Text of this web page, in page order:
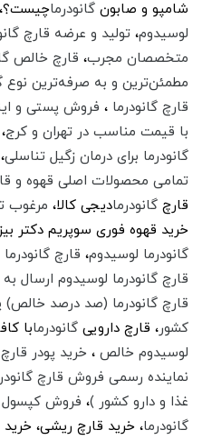
شامپو و صابون گانودرماچیست؟،
لوسیدوم، تولید و عرضه قارچ
متخصصان مجرب،‌ قارچ خالص
مطمئن‌ترین و به صرفه‌ترین نوع
قارچ گانودرما ، فروش پستی و
با قیمت مناسب در تهران و کرج،
گانودرما برای درمان زگیل تناسلی،
تمامی محصولات اصلی قهوه و
قارچ گانودرمادیجی کالا، مرغوب
خرید قهوه فوری سوپریم دکتر
گانودرما لوسیدوم، قارچ
قارچ گانودرما لوسیدوم ارسال
قارچ گانودرما (صد درصد
کشور،‌ قارچ دارویی گانودرمابا
لوسیدوم خالص، خرید پودر
نماینده رسمی فروش قارچ
غذا و دارو کشور )،فروش کپسول
گانودرما، خرید قارچ ریشی،